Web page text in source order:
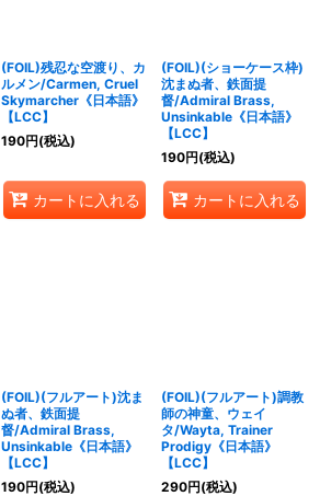
(FOIL)残忍な空渡り、カ
ルメン/Carmen, Cruel
Skymarcher《日本語》
【LCC】
190円(税込)
カートに入れる
(FOIL)(ショーケース枠)
沈まぬ者、鉄面提
督/Admiral Brass,
Unsinkable《日本語》
【LCC】
190円(税込)
カートに入れる
(FOIL)(フルアート)沈ま
ぬ者、鉄面提
督/Admiral Brass,
Unsinkable《日本語》
【LCC】
190円(税込)
(FOIL)(フルアート)調教
師の神童、ウェイ
タ/Wayta, Trainer
Prodigy《日本語》
【LCC】
290円(税込)